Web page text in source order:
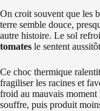
On croit souvent que les
terre semble douce,
autre histoire. Le sol
tomates le sentent
Ce choc thermique
fragiliser les racines et
froid au mauvais moment
souffre, puis produit